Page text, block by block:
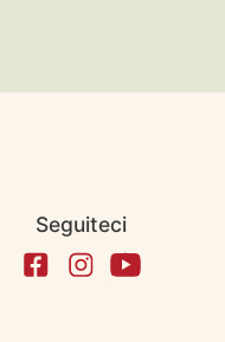
Seguiteci